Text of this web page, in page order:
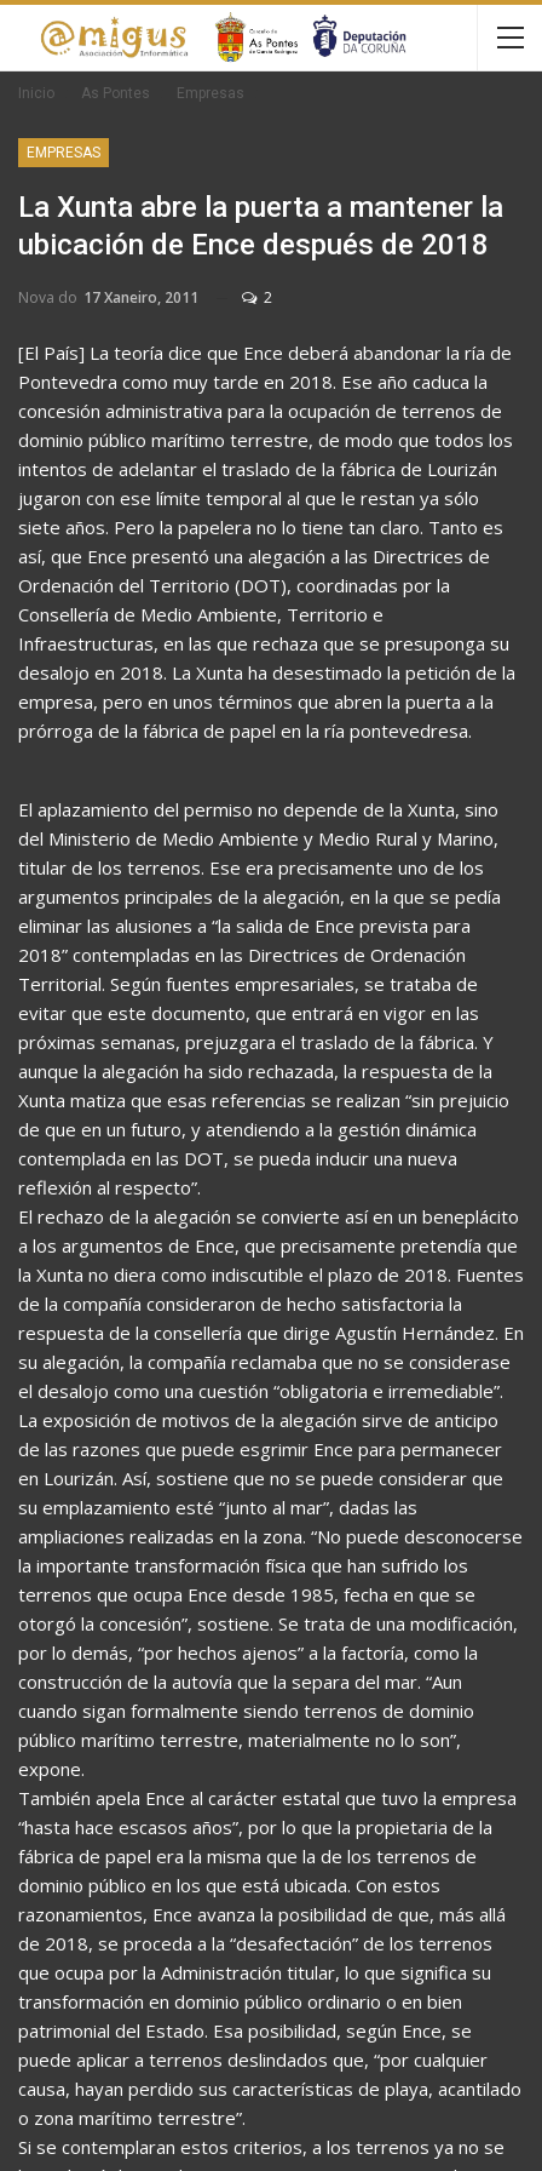
Inicio As Pontes Empresas
EMPRESAS
La Xunta abre la puerta a mantener la
ubicación de Ence después de 2018
Nova do 17 Xaneiro, 2011 2
[El País] La teoría dice que Ence deberá abandonar la ría de
Pontevedra como muy tarde en 2018. Ese año caduca la
concesión administrativa para la ocupación de terrenos de
dominio público marítimo terrestre, de modo que todos los
intentos de adelantar el traslado de la fábrica de Lourizán
jugaron con ese límite temporal al que le restan ya sólo
siete años. Pero la papelera no lo tiene tan claro. Tanto es
así, que Ence presentó una alegación a las Directrices de
Ordenación del Territorio (DOT), coordinadas por la
Consellería de Medio Ambiente, Territorio e
Infraestructuras, en las que rechaza que se presuponga su
desalojo en 2018. La Xunta ha desestimado la petición de la
empresa, pero en unos términos que abren la puerta a la
prórroga de la fábrica de papel en la ría pontevedresa.
El aplazamiento del permiso no depende de la Xunta, sino
del Ministerio de Medio Ambiente y Medio Rural y Marino,
titular de los terrenos. Ese era precisamente uno de los
argumentos principales de la alegación, en la que se pedía
eliminar las alusiones a “la salida de Ence prevista para
2018” contempladas en las Directrices de Ordenación
Territorial. Según fuentes empresariales, se trataba de
evitar que este documento, que entrará en vigor en las
próximas semanas, prejuzgara el traslado de la fábrica. Y
aunque la alegación ha sido rechazada, la respuesta de la
Xunta matiza que esas referencias se realizan “sin prejuicio
de que en un futuro, y atendiendo a la gestión dinámica
contemplada en las DOT, se pueda inducir una nueva
reflexión al respecto”.
El rechazo de la alegación se convierte así en un beneplácito
a los argumentos de Ence, que precisamente pretendía que
la Xunta no diera como indiscutible el plazo de 2018. Fuentes
de la compañía consideraron de hecho satisfactoria la
respuesta de la consellería que dirige Agustín Hernández. En
su alegación, la compañía reclamaba que no se considerase
el desalojo como una cuestión “obligatoria e irremediable”.
La exposición de motivos de la alegación sirve de anticipo
de las razones que puede esgrimir Ence para permanecer
en Lourizán. Así, sostiene que no se puede considerar que
su emplazamiento esté “junto al mar”, dadas las
ampliaciones realizadas en la zona. “No puede desconocerse
la importante transformación física que han sufrido los
terrenos que ocupa Ence desde 1985, fecha en que se
otorgó la concesión”, sostiene. Se trata de una modificación,
por lo demás, “por hechos ajenos” a la factoría, como la
construcción de la autovía que la separa del mar. “Aun
cuando sigan formalmente siendo terrenos de dominio
público marítimo terrestre, materialmente no lo son”,
expone.
También apela Ence al carácter estatal que tuvo la empresa
“hasta hace escasos años”, por lo que la propietaria de la
fábrica de papel era la misma que la de los terrenos de
dominio público en los que está ubicada. Con estos
razonamientos, Ence avanza la posibilidad de que, más allá
de 2018, se proceda a la “desafectación” de los terrenos
que ocupa por la Administración titular, lo que significa su
transformación en dominio público ordinario o en bien
patrimonial del Estado. Esa posibilidad, según Ence, se
puede aplicar a terrenos deslindados que, “por cualquier
causa, hayan perdido sus características de playa, acantilado
o zona marítimo terrestre”.
Si se contemplaran estos criterios, a los terrenos ya no se